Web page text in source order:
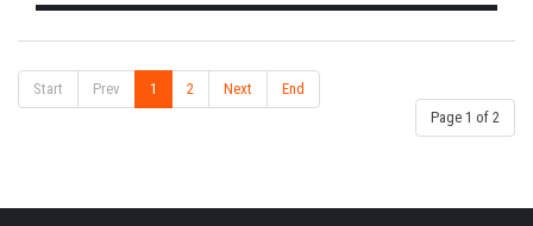
Page 1 of 2
Start Prev 1 2 Next End